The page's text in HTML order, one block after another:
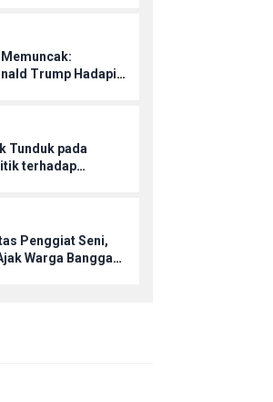
Trump Hadapi
Tunduk pada
terhadap
Penggiat Seni,
Warga Bangga